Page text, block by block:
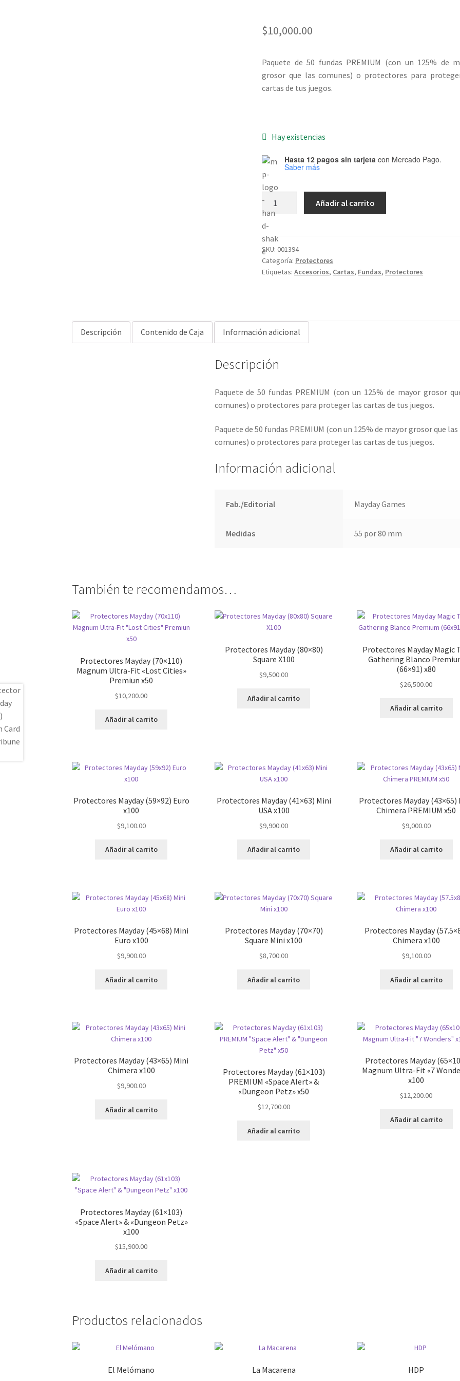
$10,000.00
Paquete de 50 fundas PREMIUM (con un 125% de
grosor que las comunes) o protectores para
cartas de tus juegos.
Hay existencias
Hasta 12 pagos sin tarjeta con Mercado Pago.
Saber más
Mayday
(55x80)
"Race!
Formula
90"
PREMIUM
Añadir al carrito
SKU:001394
Categoría: Protectores
Etiquetas:Accesorios, Cartas, Fundas, Protectores
Descripción Contenido de Caja Información adicional
Descripción
Paquete de 50 fundas PREMIUM (con un 125% de mayor grosor
comunes) o protectores para proteger las cartas de tus juegos.
Paquete de 50 fundas PREMIUM (con un 125% de mayor grosor que las
comunes) o protectores para proteger las cartas de tus juegos.
Información adicional
Fab./Editorial Mayday Games
Medidas 55 por 80 mm
También te recomendamos…
Protectores Mayday (70×110)
Magnum Ultra-Fit «Lost Cities»
Premiun x50
$10,200.00
Añadir al carrito
Protectores Mayday (80×80)
Square X100
$9,500.00
Añadir al carrito
Protectores Mayday Magic
Gathering Blanco
(66×91) x80
$26,500.00
Añadir al carrito
Protectores Mayday (59×92) Euro
x100
$9,100.00
Añadir al carrito
Protectores Mayday (41×63) Mini
USA x100
$9,900.00
Añadir al carrito
Protectores Mayday (43×65)
Chimera PREMIUM x50
$9,000.00
Añadir al carrito
Protectores Mayday (45×68) Mini
Euro x100
$9,900.00
Añadir al carrito
Protectores Mayday (70×70)
Square Mini x100
$8,700.00
Añadir al carrito
Protectores Mayday
Chimera x100
$9,100.00
Añadir al carrito
Protectores Mayday (43×65) Mini
Chimera x100
$9,900.00
Añadir al carrito
Protectores Mayday (61×103)
PREMIUM «Space Alert» &
«Dungeon Petz» x50
$12,700.00
Añadir al carrito
Protectores Mayday
Magnum Ultra-Fit «7
x100
$12,200.00
Añadir al carrito
Protectores Mayday (61×103)
«Space Alert» & «Dungeon Petz»
x100
$15,900.00
Añadir al carrito
Productos relacionados
El Melómano La Macarena HDP